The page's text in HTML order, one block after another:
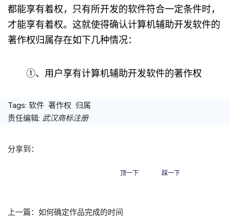
都能享有着权，只有所开发的软件符合一定条件时，
才能享有着权。这就使得确认计算机辅助开发软件的
著作权归属存在如下几种情况：
①、用户享有计算机辅助开发软件的著作权
Tags: 软件 著作权 归属
责任编辑: 武汉商标注册
分享到：
顶一下 踩一下
上一篇： 如何确定作品完成的时间